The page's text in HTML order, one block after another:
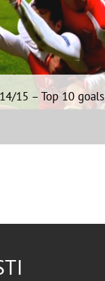
15 – Top 10 goals